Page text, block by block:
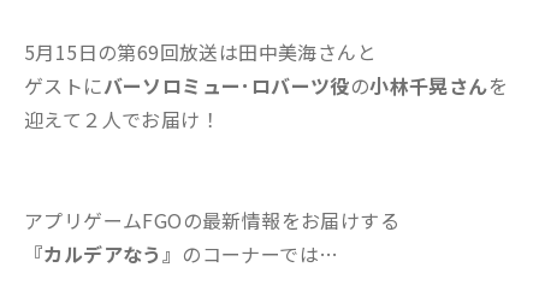
5月15日の第69回放送は田中美海さんと
ゲストにバーソロミュー･ロバーツ役の小林千晃さんを
迎えて２人でお届け！
アプリゲームFGOの最新情報をお届けする
『カルデアなう』 のコーナーでは…